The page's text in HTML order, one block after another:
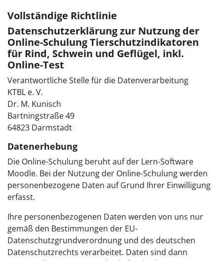
Vollständige Richtlinie
Datenschutzerklärung zur Nutzung der
Online-Schulung Tierschutzindikatoren
für Rind, Schwein und Geflügel, inkl.
Online-Test
Verantwortliche Stelle für die Datenverarbeitung
KTBL e. V.
Dr. M. Kunisch
Bartningstraße 49
64823 Darmstadt
Datenerhebung
Die Online-Schulung beruht auf der Lern-Software
Moodle. Bei der Nutzung der Online-Schulung werden
personenbezogene Daten auf Grund Ihrer Einwilligung
erfasst.
Ihre personenbezogenen Daten werden von uns nur
gemäß den Bestimmungen der EU-
Datenschutzgrundverordnung und des deutschen
Datenschutzrechts verarbeitet. Daten sind dann